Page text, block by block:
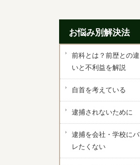
お悩み別解決法
前科とは？前歴との違
いと不利益を解説
自首を考えている
逮捕されないために
逮捕を会社・学校にバ
レたくない